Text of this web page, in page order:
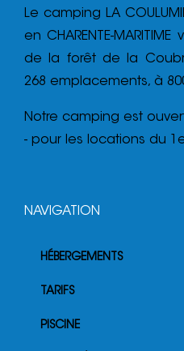
Le camping LA
en CHARENTE-
de la forêt de la
268 emplacements, à
Notre camping est
- pour les locations du
NAVIGATION
HÉBERGEMENTS
TARIFS
PISCINE